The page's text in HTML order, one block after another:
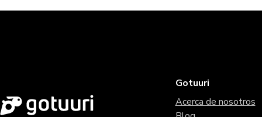
Gotuuri
Acerca de nosotros